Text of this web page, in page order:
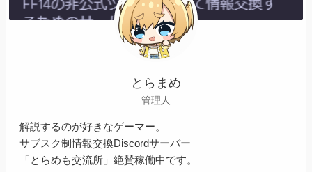
とらまめ
管理人
解説するのが好きなゲーマー。
サブスク制情報交換Discordサーバー
「とらめも交流所」絶賛稼働中です。